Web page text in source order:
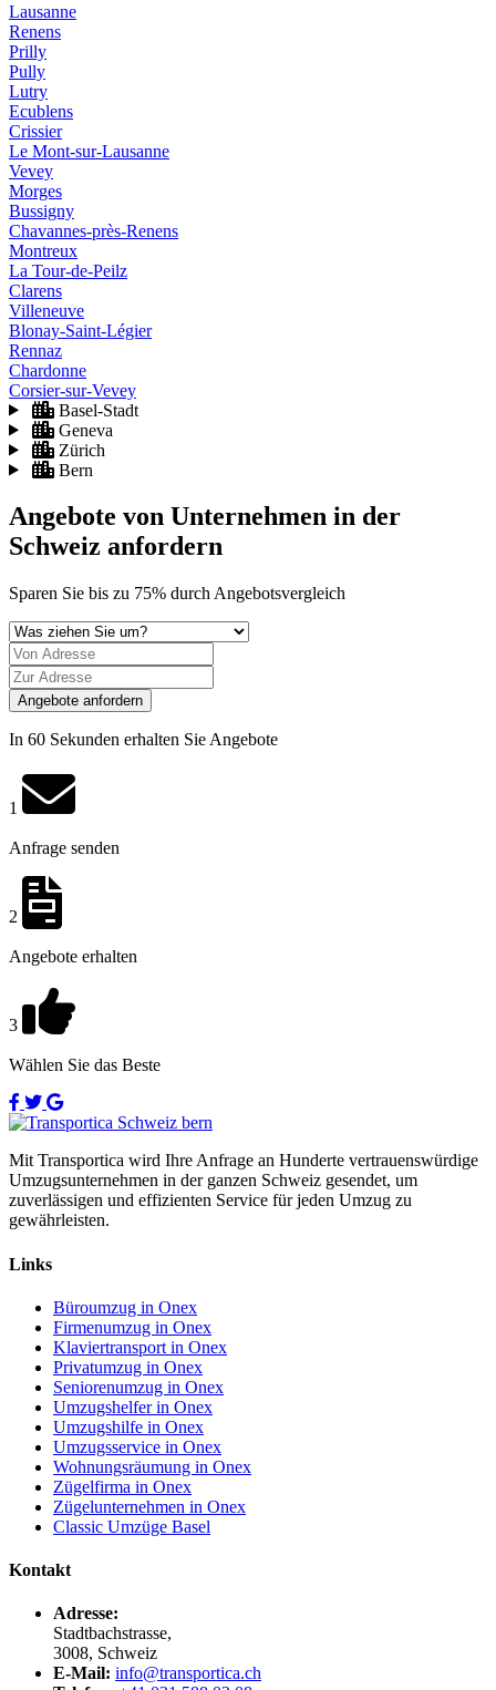
Lausanne
Renens
Prilly
Pully
Lutry
Ecublens
Crissier
Le Mont-sur-Lausanne
Vevey
Morges
Bussigny
Chavannes-près-Renens
Montreux
La Tour-de-Peilz
Clarens
Villeneuve
Blonay-Saint-Légier
Rennaz
Chardonne
Corsier-sur-Vevey
Basel-Stadt
Geneva
Zürich
Bern
Angebote von Unternehmen in der
Schweiz anfordern
Sparen Sie bis zu 75% durch Angebotsvergleich
Angebote anfordern
In 60 Sekunden erhalten Sie Angebote
1
Anfrage senden
2
Angebote erhalten
3
Wählen Sie das Beste
Mit Transportica wird Ihre Anfrage an Hunderte vertrauenswürdige
Umzugsunternehmen in der ganzen Schweiz gesendet, um
zuverlässigen und effizienten Service für jeden Umzug zu
gewährleisten.
Links
Büroumzug in Onex
Firmenumzug in Onex
Klaviertransport in Onex
Privatumzug in Onex
Seniorenumzug in Onex
Umzugshelfer in Onex
Umzugshilfe in Onex
Umzugsservice in Onex
Wohnungsräumung in Onex
Zügelfirma in Onex
Zügelunternehmen in Onex
Classic Umzüge Basel
Kontakt
Adresse:
Stadtbachstrasse,
3008, Schweiz
E-Mail: info@transportica.ch